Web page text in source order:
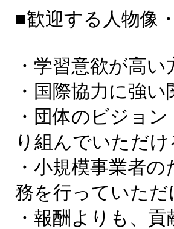
■歓迎する人物像
・学習意欲が高い
・国際協力に強
・団体のビジョ
り組んでいただ
・小規模事業者
務を行っていただ
・報酬よりも、